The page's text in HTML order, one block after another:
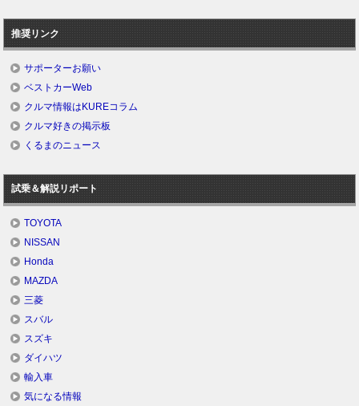
推奨リンク
サポーターお願い
ベストカーWeb
クルマ情報はKUREコラム
クルマ好きの掲示板
くるまのニュース
試乗＆解説リポート
TOYOTA
NISSAN
Honda
MAZDA
三菱
スバル
スズキ
ダイハツ
輸入車
気になる情報